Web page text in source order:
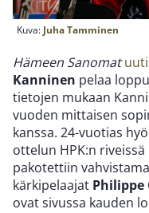
Kuva: Juha Tamminen
Hämeen Sanomat
Kanninen pelaa
tietojen mukaan
vuoden mittaisen
kanssa. 24-vuotias
ottelun HPK:n
pakotettiin
kärkipelaajat Philippe
ovat sivussa kauden